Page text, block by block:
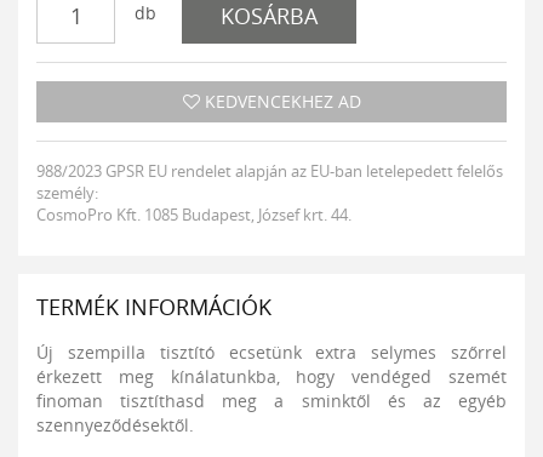
db KOSÁRBA
KEDVENCEKHEZ AD
988/2023 GPSR EU rendelet alapján az EU-ban letelepedett felelős
személy:
CosmoPro Kft. 1085 Budapest, József krt. 44.
TERMÉK INFORMÁCIÓK
Új szempilla tisztító ecsetünk extra selymes szőrrel
érkezett meg kínálatunkba, hogy vendéged szemét
finoman tisztíthasd meg a sminktől és az egyéb
szennyeződésektől.